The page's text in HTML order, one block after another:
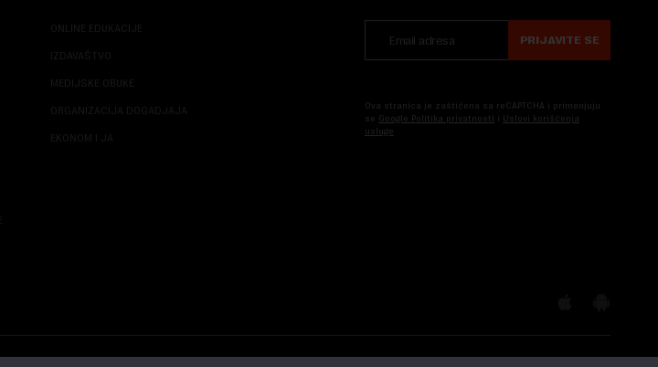
ONLINE EDUKACIJE
IZDAVAŠTVO
MEDIJSKE OBUKE
ORGANIZACIJA DOGADJAJA
EKONOM I JA
PRIJAVITE SE
Ova stranica je zaštićena sa reCAPTCHA i primenjuju
se Google Politika privatnosti i Uslovi korišćenja
usluge